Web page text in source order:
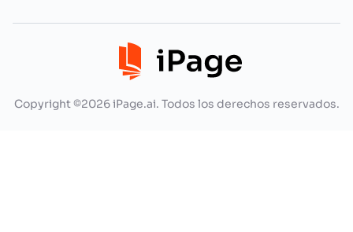
Copyright ©2026 iPage.ai. Todos los derechos reservados.